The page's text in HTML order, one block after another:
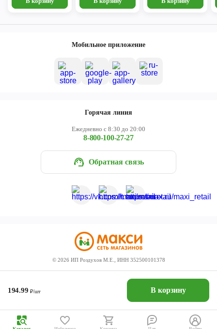
194.99 ₽/шт В корзину
Мобильное приложение
Горячая линия
Ежедневно с 8:30 до 20:00
8-800-100-27-27
Обратная связь
© 2026 ИП Роздухов М.Е., ИНН 352500101378